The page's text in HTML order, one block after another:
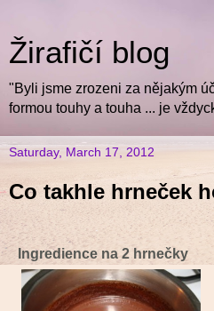
Žirafičí blog
"Byli jsme zrozeni za nějakým
formou touhy a touha ... je
Saturday, March 17, 2012
Co takhle hrneček
Ingredience na 2 hrnečky